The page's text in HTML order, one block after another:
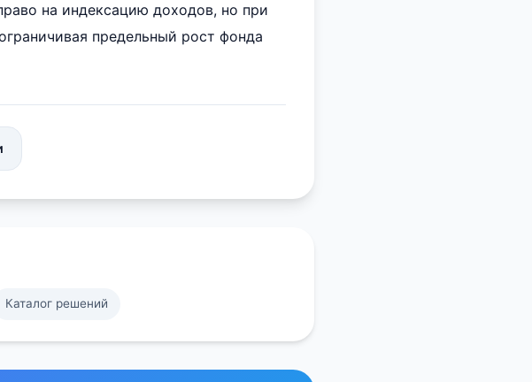
на индексацию доходов, но при
предельный рост фонда
Каталог решений